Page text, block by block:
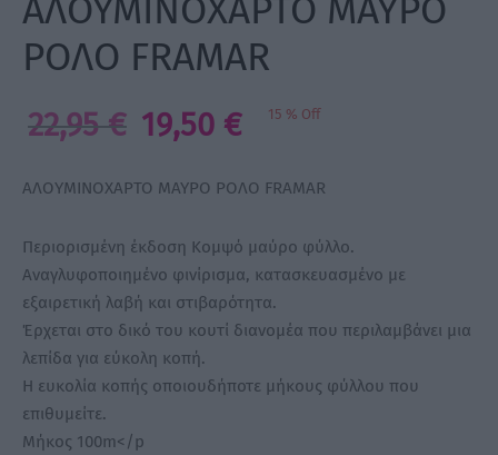
ΑΛΟΥΜΙΝΟΧΑΡΤΟ ΜΑΥΡΟ
ΡΟΛΟ FRAMAR
15 % Off
22,95€
Original
price
was:
19,50 €
τιμή
19,50 €.
ΑΛΟΥΜΙΝΟΧΑΡΤΟ ΜΑΥΡΟ ΡΟΛΟ FRAMAR
Περιορισμένη έκδοση Κομψό μαύρο φύλλο.
Αναγλυφοποιημένο φινίρισμα, κατασκευασμένο με
εξαιρετική λαβή και στιβαρότητα.
Έρχεται στο δικό του κουτί διανομέα που περιλαμβάνει μια
λεπίδα για εύκολη κοπή.
Η ευκολία κοπής οποιουδήποτε μήκους φύλλου που
επιθυμείτε.
Μήκος 100m</p
Up